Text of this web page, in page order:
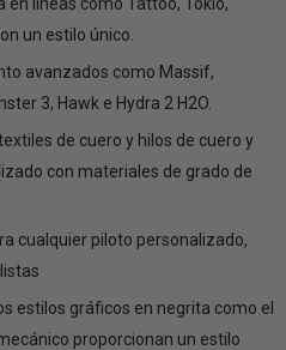
un estilo único.
avanzados como Massif,
3, Hawk e Hydra 2 H2O.
de cuero y hilos de cuero y
con materiales de grado de
cualquier piloto personalizado,
estilos gráficos en negrita como el
proporcionan un estilo